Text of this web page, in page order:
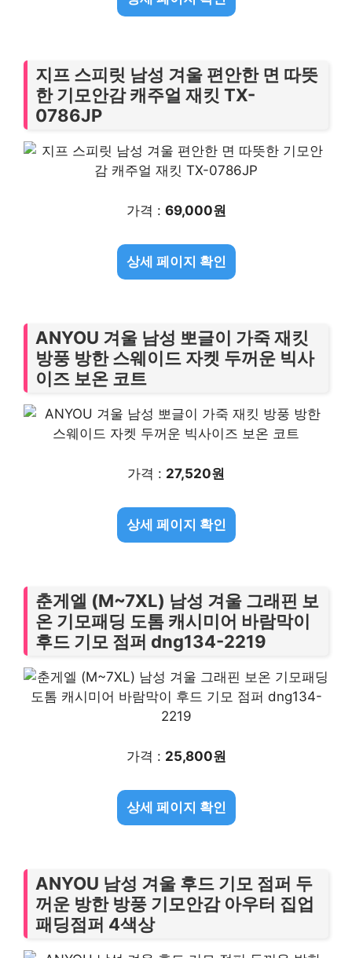
지프 스피릿 남성 겨울 편안한 면 따뜻
한 기모안감 캐주얼 재킷 TX-
0786JP
가격 : 69,000원
상세 페이지 확인
ANYOU 겨울 남성 뽀글이 가죽 재킷
방풍 방한 스웨이드 자켓 두꺼운 빅사
이즈 보온 코트
가격 : 27,520원
상세 페이지 확인
춘게엘 (M~7XL) 남성 겨울 그래핀 보
온 기모패딩 도톰 캐시미어 바람막이
후드 기모 점퍼 dng134-2219
가격 : 25,800원
상세 페이지 확인
ANYOU 남성 겨울 후드 기모 점퍼 두
꺼운 방한 방풍 기모안감 아우터 집업
패딩점퍼 4색상